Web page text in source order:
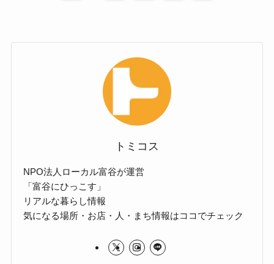
トミコス
NPO法人ローカル富谷が運営
「富谷にひっこす」
リアルな暮らし情報
気になる場所・お店・人・まち情報はココでチェック